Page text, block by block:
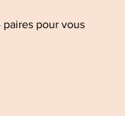
paires pour vous